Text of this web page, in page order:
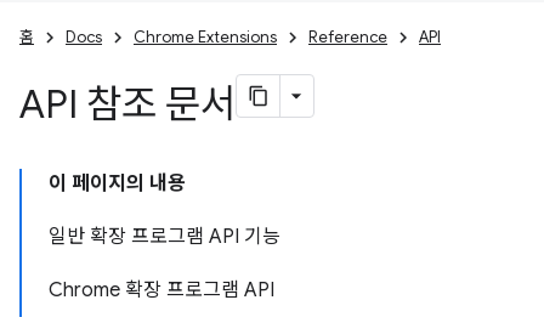
홈 Docs Chrome Extensions Reference API
API 참조 문서
이 페이지의 내용
일반 확장 프로그램 API 기능
Chrome 확장 프로그램 API